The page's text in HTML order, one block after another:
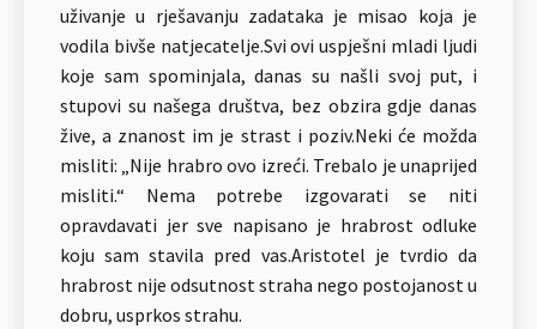
uživanje u rješavanju zadataka je misao koja je
vodila bivše natjecatelje.Svi ovi uspješni mladi ljudi
koje sam spominjala, danas su našli svoj put, i
stupovi su našega društva, bez obzira gdje danas
žive, a znanost im je strast i poziv.Neki će možda
misliti: „Nije hrabro ovo izreći. Trebalo je unaprijed
misliti.“ Nema potrebe izgovarati se niti
opravdavati jer sve napisano je hrabrost odluke
koju sam stavila pred vas.Aristotel je tvrdio da
hrabrost nije odsutnost straha nego postojanost u
dobru, usprkos strahu.